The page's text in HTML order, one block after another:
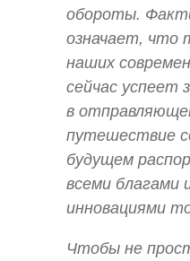
обороты.
означает, что
наших
сейчас успеет
в
путешествие
будущем
всеми благами
инновациями
Чтобы не